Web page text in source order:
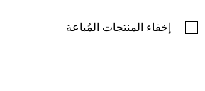
إخفاء المنتجات المُباعة